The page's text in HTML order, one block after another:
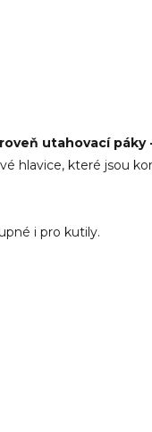
utahovací páky
hlavice, které jsou
i pro kutily.